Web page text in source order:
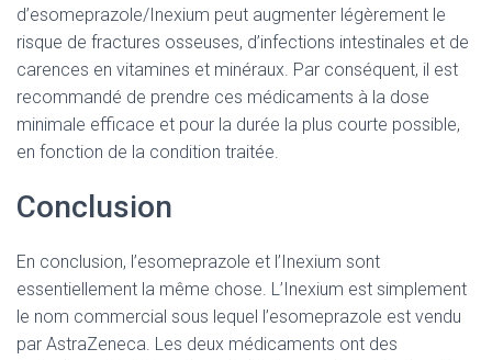
d’esomeprazole/Inexium peut augmenter légèrement le
risque de fractures osseuses, d’infections intestinales et de
carences en vitamines et minéraux. Par conséquent, il est
recommandé de prendre ces médicaments à la dose
minimale efficace et pour la durée la plus courte possible,
en fonction de la condition traitée.
Conclusion
En conclusion, l’esomeprazole et l’Inexium sont
essentiellement la même chose. L’Inexium est simplement
le nom commercial sous lequel l’esomeprazole est vendu
par AstraZeneca. Les deux médicaments ont des